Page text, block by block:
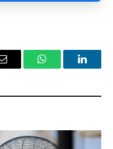
Email WhatsApp